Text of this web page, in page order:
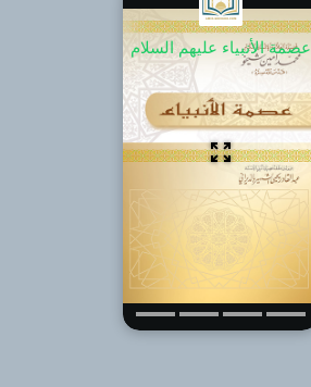
عصمة الأنبياء عليهم السلام